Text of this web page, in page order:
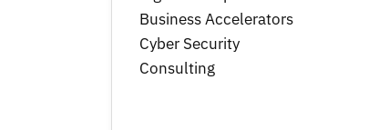
Business Accelerators
Cyber Security
Consulting